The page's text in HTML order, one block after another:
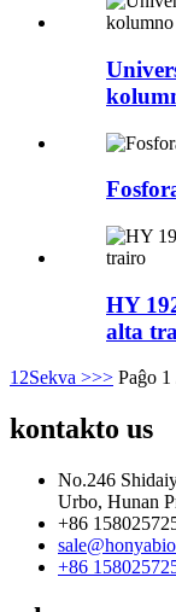
HY
alta
1 2Sekva >>> Paĝo 1
kontakto us
No.246
Urbo, Hunan
+86
+86